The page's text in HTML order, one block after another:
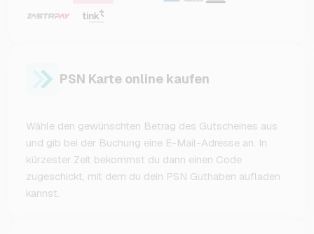
PSN Karte online kaufen
Wähle den gewünschten Betrag des Gutscheines aus
und gib bei der Buchung eine E-Mail-Adresse an. In
kürzester Zeit bekommst du dann einen Code
zugeschickt, mit dem du dein PSN Guthaben aufladen
kannst.